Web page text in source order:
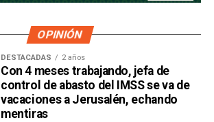
OPINIÓN
DESTACADAS 2 años
Con 4 meses trabajando, jefa de
control de abasto del IMSS se va de
vacaciones a Jerusalén, echando
mentiras